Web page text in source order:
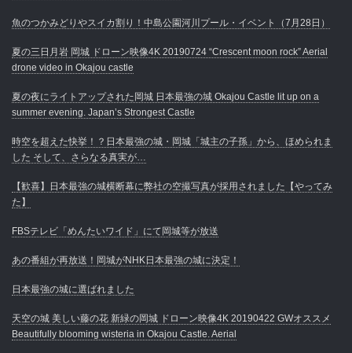
魚のつかみどりやスイカ割り！中島公園河川プール・イベント（7月28日）
夏の三日月岩 岡城 ドローン映像4K 20190724 “Crescent moon rock” Aerial
drone video in Okajou castle
夏の夜にライトアップされた岡城 日本最強の城 Okajou Castle lit up on a
summer evening. Japan’s Strongest Castle
時空を超えた快挙！？日本最強の城・岡城「城主の子孫」から、ほめられま
した そして、さらなる真実が…
【歓喜】日本最強の城横断幕に弊社の空撮写真が採用されました【やってみ
た】
FBSテレビ「めんたいワイド」にて岡城等が放送
あの番組が再放送！岡城がNHK日本最強の城に決定！
日本最強の城に選ばれました
天空の城 美しい藤の花 新緑の岡城 ドローン映像4K 20190422 GWオススメ
Beautifully blooming wisteria in Okajou Castle. Aerial